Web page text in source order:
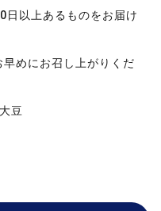
以上あるものをお届け
めにお召し上がりくだ
豆